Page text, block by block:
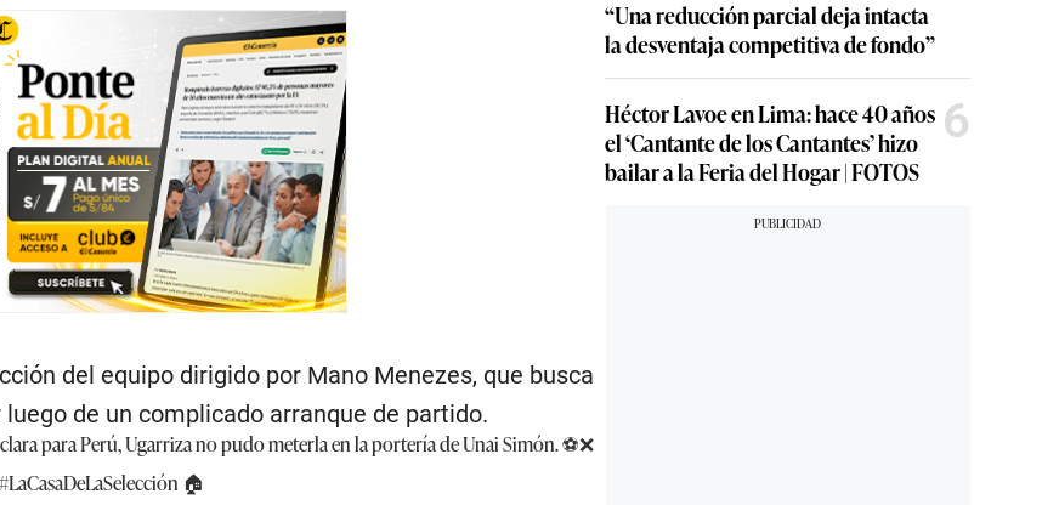
del equipo dirigido por Mano Menezes, que busca
de un complicado arranque de partido.
para Perú, Ugarriza no pudo meterla en la portería de Unai Simón. ⚽❌
🏠
“Una reducción parcial deja intacta
la desventaja competitiva de fondo”
Héctor Lavoe en Lima: hace 40 años
el ‘Cantante de los Cantantes’ hizo
bailar a la Feria del Hogar | FOTOS
6